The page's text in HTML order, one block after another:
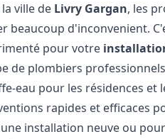
ville de Livry Gargan, les
beaucoup d'inconvenient.
pour votre
de plombiers
eau pour les résidences et
rapides et efficaces
installation neuve ou